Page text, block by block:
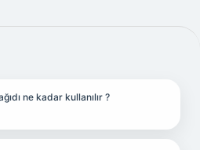
ne kadar kullanılır ?